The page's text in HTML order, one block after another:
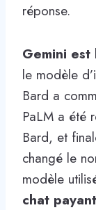
réponse.
Gemini est
le modèle
Bard a
PaLM a été
Bard, et
changé le
modèle
chat